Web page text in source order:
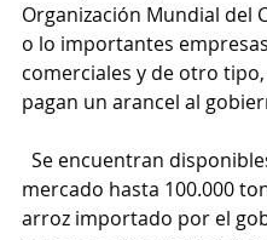
Organización Mundial del
o lo importantes empresas
comerciales y de otro
pagan un arancel al
Se encuentran
mercado hasta 100.000
arroz importado por el